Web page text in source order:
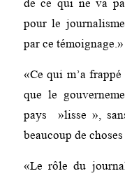
de ce qui ne va
pour le
par ce témoignage.»
«Ce qui m’a
que le
pays »lisse »,
beaucoup de
«Le rôle du